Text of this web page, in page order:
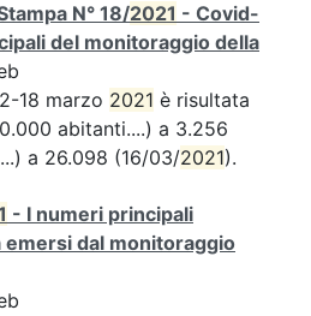
N° 18/2021 - Covid-
del monitoraggio della
18 marzo 2021 è risultata
abitanti....) a 3.256
a 26.098 (16/03/2021).
- I numeri principali
emersi dal monitoraggio